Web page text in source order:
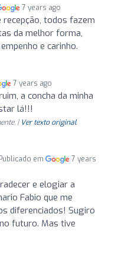
7 years ago
recepção, todos fazem
da melhor forma,
e carinho.
7 years ago
a concha da minha
lá!!!
| Ver texto original
Publicado em
7 years
e elogiar a
Fabio que me
diferenciados! Sugiro
futuro. Mas tive